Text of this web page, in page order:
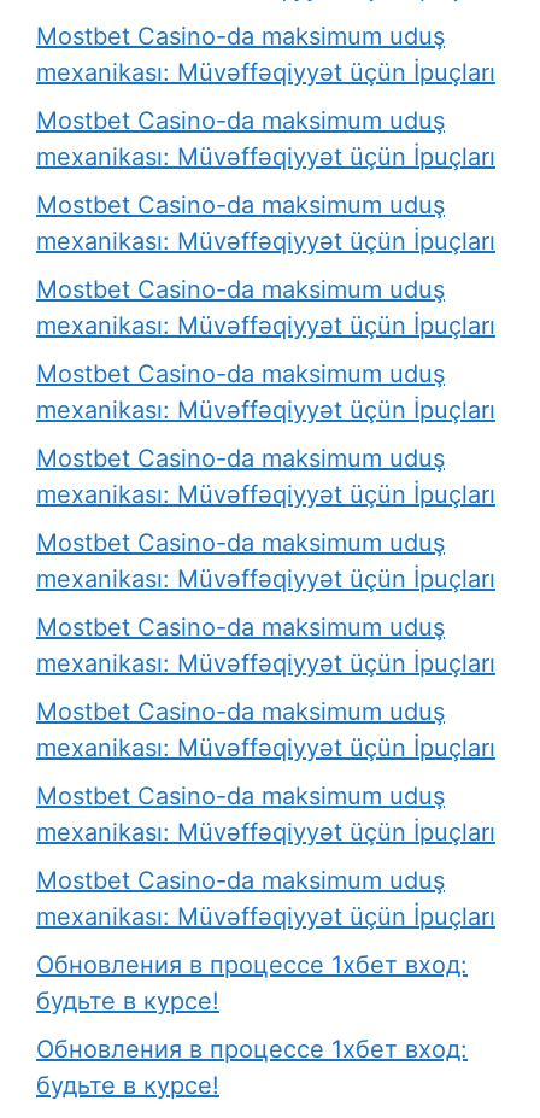
Mostbet Casino-da maksimum uduş
mexanikası: Müvəffəqiyyət üçün İpuçları
Mostbet Casino-da maksimum uduş
mexanikası: Müvəffəqiyyət üçün İpuçları
Mostbet Casino-da maksimum uduş
mexanikası: Müvəffəqiyyət üçün İpuçları
Mostbet Casino-da maksimum uduş
mexanikası: Müvəffəqiyyət üçün İpuçları
Mostbet Casino-da maksimum uduş
mexanikası: Müvəffəqiyyət üçün İpuçları
Mostbet Casino-da maksimum uduş
mexanikası: Müvəffəqiyyət üçün İpuçları
Mostbet Casino-da maksimum uduş
mexanikası: Müvəffəqiyyət üçün İpuçları
Mostbet Casino-da maksimum uduş
mexanikası: Müvəffəqiyyət üçün İpuçları
Mostbet Casino-da maksimum uduş
mexanikası: Müvəffəqiyyət üçün İpuçları
Mostbet Casino-da maksimum uduş
mexanikası: Müvəffəqiyyət üçün İpuçları
Mostbet Casino-da maksimum uduş
mexanikası: Müvəffəqiyyət üçün İpuçları
Обновления в процессе 1хбет вход:
будьте в курсе!
Обновления в процессе 1хбет вход:
будьте в курсе!